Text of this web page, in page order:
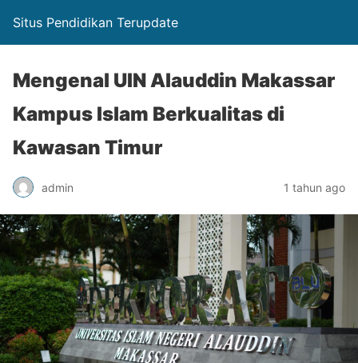
Situs Pendidikan Terupdate
Mengenal UIN Alauddin Makassar
Kampus Islam Berkualitas di
Kawasan Timur
admin 1 tahun ago